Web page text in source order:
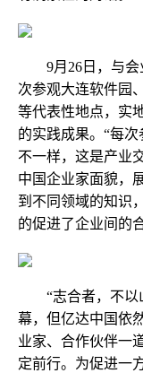
9月26日，与
次参观大连软件园
等代表性地点，实
的实践成果。“每
不一样，这是产业
中国企业家面貌，
到不同领域的知识
的促进了企业间的
“志合者，不
幕，但亿达中国依
业家、合作伙伴一
定前行。为促进一